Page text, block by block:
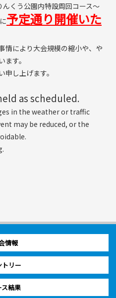
くう公園内特設周回コース～
予定通り開催いた
情により大会規模の縮小や、や
す。
し上げます。
as scheduled.
in the weather or traffic
may be reduced, or the
情報
トリー
ス結果